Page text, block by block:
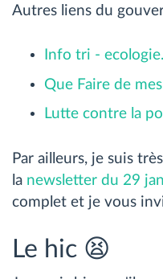
Autres liens du
Info tri -
Que Faire de
Lutte contre la
Par ailleurs, je suis
la newsletter du 29
complet et je vous
Le hic 😫